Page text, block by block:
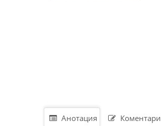
Анотация Коментари